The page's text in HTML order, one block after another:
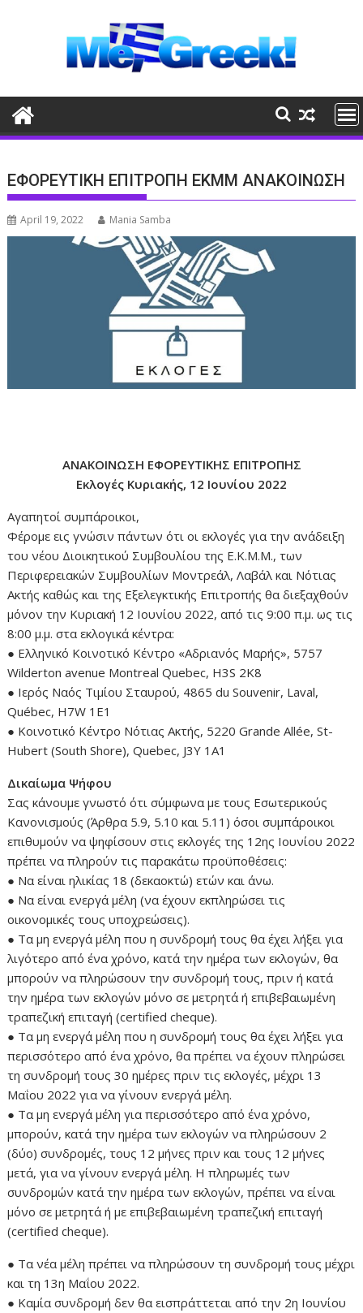
ΕΦΟΡΕΥΤΙΚΗ ΕΠΙΤΡΟΠΗ ΕΚΜΜ ΑΝΑΚΟΙΝΩΣΗ
April 19, 2022 Mania Samba
ΑΝΑΚΟΙΝΩΣΗ ΕΦΟΡΕΥΤΙΚΗΣ ΕΠΙΤΡΟΠΗΣ
Εκλογές Κυριακής, 12 Ιουνίου 2022
Αγαπητοί συμπάροικοι,
Φέρομε εις γνώσιν πάντων ότι οι εκλογές για την ανάδειξη
του νέου Διοικητικού Συμβουλίου της Ε.Κ.Μ.Μ., των
Περιφερειακών Συμβουλίων Μοντρεάλ, Λαβάλ και Νότιας
Ακτής καθώς και της Εξελεγκτικής Επιτροπής θα διεξαχθούν
μόνον την Κυριακή 12 Ιουνίου 2022, από τις 9:00 π.μ. ως τις
8:00 μ.μ. στα εκλογικά κέντρα:
● Ελληνικό Κοινοτικό Κέντρο «Αδριανός Μαρής», 5757
Wilderton avenue Montreal Quebec, H3S 2K8
● Ιερός Ναός Τιμίου Σταυρού, 4865 du Souvenir, Laval,
Québec, H7W 1E1
● Κοινοτικό Κέντρο Νότιας Ακτής, 5220 Grande Allée, St-
Hubert (South Shore), Quebec, J3Y 1A1
Δικαίωμα Ψήφου
Σας κάνουμε γνωστό ότι σύμφωνα με τους Εσωτερικούς
Κανονισμούς (Άρθρα 5.9, 5.10 και 5.11) όσοι συμπάροικοι
επιθυμούν να ψηφίσουν στις εκλογές της 12ης Ιουνίου 2022
πρέπει να πληρούν τις παρακάτω προϋποθέσεις:
● Να είναι ηλικίας 18 (δεκαοκτώ) ετών και άνω.
● Να είναι ενεργά μέλη (να έχουν εκπληρώσει τις
οικονομικές τους υποχρεώσεις).
● Τα μη ενεργά μέλη που η συνδρομή τους θα έχει λήξει για
λιγότερο από ένα χρόνο, κατά την ημέρα των εκλογών, θα
μπορούν να πληρώσουν την συνδρομή τους, πριν ή κατά
την ημέρα των εκλογών μόνο σε μετρητά ή επιβεβαιωμένη
τραπεζική επιταγή (certified cheque).
● Τα μη ενεργά μέλη που η συνδρομή τους θα έχει λήξει για
περισσότερο από ένα χρόνο, θα πρέπει να έχουν πληρώσει
τη συνδρομή τους 30 ημέρες πριν τις εκλογές, μέχρι 13
Μαΐου 2022 για να γίνουν ενεργά μέλη.
● Τα μη ενεργά μέλη για περισσότερο από ένα χρόνο,
μπορούν, κατά την ημέρα των εκλογών να πληρώσουν 2
(δύο) συνδρομές, τους 12 μήνες πριν και τους 12 μήνες
μετά, για να γίνουν ενεργά μέλη. Η πληρωμές των
συνδρομών κατά την ημέρα των εκλογών, πρέπει να είναι
μόνο σε μετρητά ή με επιβεβαιωμένη τραπεζική επιταγή
(certified cheque).
● Τα νέα μέλη πρέπει να πληρώσουν τη συνδρομή τους μέχρι
και τη 13η Μαΐου 2022.
● Καμία συνδρομή δεν θα εισπράττεται από την 2η Ιουνίου